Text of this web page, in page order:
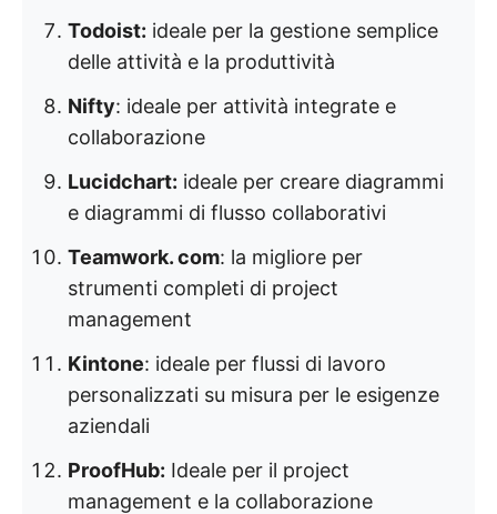
Todoist: ideale per la gestione semplice
delle attività e la produttività
Nifty: ideale per attività integrate e
collaborazione
Lucidchart: ideale per creare diagrammi
e diagrammi di flusso collaborativi
Teamwork. com: la migliore per
strumenti completi di project
management
Kintone: ideale per flussi di lavoro
personalizzati su misura per le esigenze
aziendali
ProofHub: Ideale per il project
management e la collaborazione